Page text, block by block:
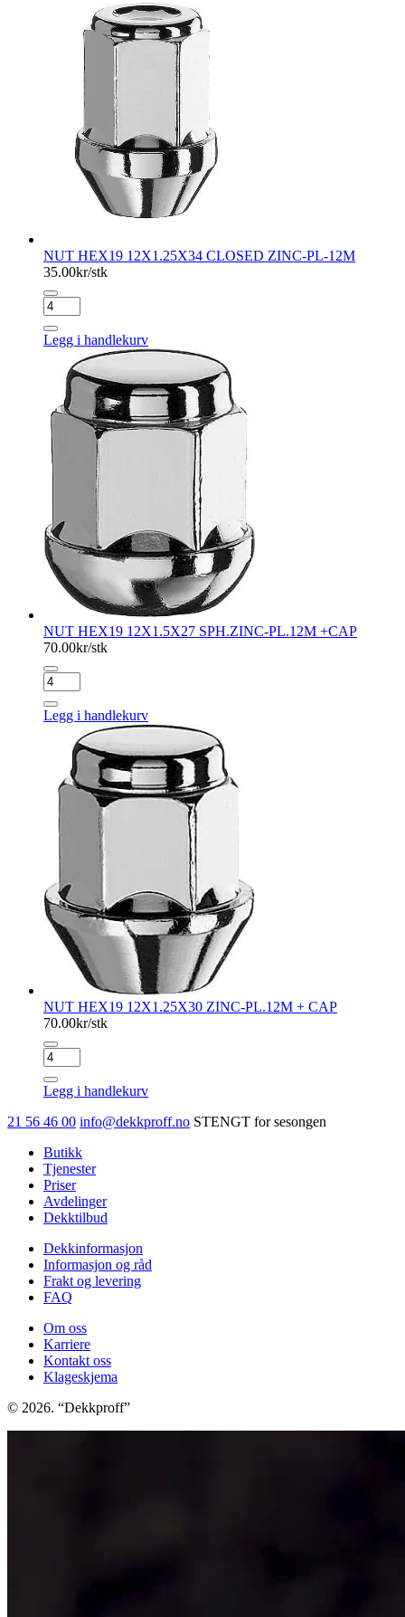
NUT HEX19 12X1.25X34 CLOSED ZINC-PL-12M
35.00kr/stk
NUT
HEX19
12X1.25X34
CLOSED
ZINC-
12M
antall
Legg i handlekurv
NUT HEX19 12X1.5X27 SPH.ZINC-PL.12M +CAP
70.00kr/stk
NUT
HEX19
12X1.5X27
SPH.ZINC-
PL.12M
+CAP
antall
Legg i handlekurv
NUT HEX19 12X1.25X30 ZINC-PL.12M + CAP
70.00kr/stk
NUT
HEX19
12X1.25X30
ZINC-
PL.12M
CAP
antall
Legg i handlekurv
21 56 46 00 info@dekkproff.no STENGT for sesongen
Butikk
Tjenester
Priser
Avdelinger
Dekktilbud
Dekkinformasjon
Informasjon og råd
Frakt og levering
FAQ
Om oss
Karriere
Kontakt oss
Klageskjema
© 2026. “Dekkproff”